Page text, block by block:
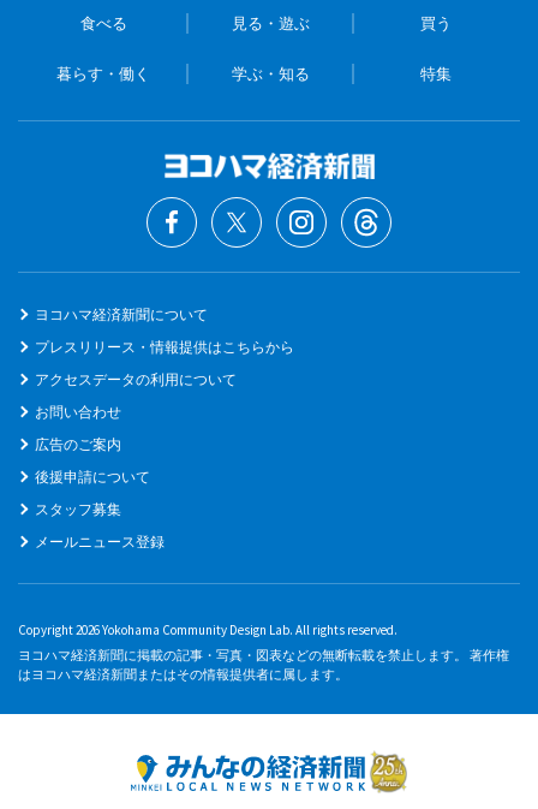
食べる 見る・遊ぶ 買う
暮らす・働く 学ぶ・知る 特集
ヨコハマ経済新聞について
プレスリリース・情報提供はこちらから
アクセスデータの利用について
お問い合わせ
広告のご案内
後援申請について
スタッフ募集
メールニュース登録
Copyright 2026 Yokohama Community Design Lab. All rights reserved.
ヨコハマ経済新聞に掲載の記事・写真・図表などの無断転載を禁止します。 著作権
はヨコハマ経済新聞またはその情報提供者に属します。